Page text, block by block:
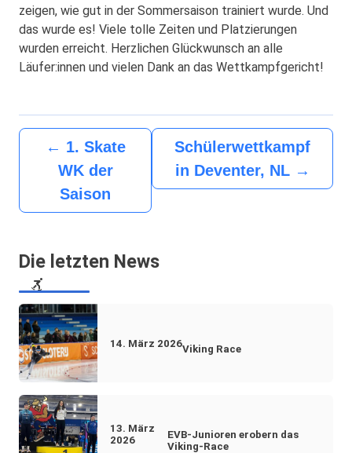
zeigen, wie gut in der Sommersaison trainiert wurde. Und
das wurde es! Viele tolle Zeiten und Platzierungen
wurden erreicht. Herzlichen Glückwunsch an alle
Läufer:innen und vielen Dank an das Wettkampfgericht!
← 1. Skate
WK der
Saison
Schülerwettkampf
in Deventer, NL →
Die letzten News
14. März 2026Viking Race
13. März
2026
EVB-Junioren erobern das
Viking-Race